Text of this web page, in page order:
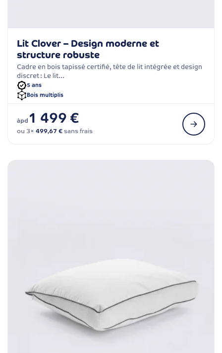
Lit Clover – Design moderne et
structure robuste
Cadre en bois tapissé certifié, tête de lit intégrée et design
discret : Le lit…
5 ans
Bois multiplis
àpd 1 499 €
ou 3× 499,67 €sans frais